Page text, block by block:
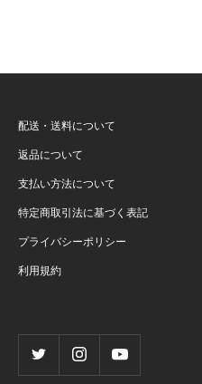
配送・送料について
返品について
支払い方法について
特定商取引法に基づく表記
プライバシーポリシー
利用規約